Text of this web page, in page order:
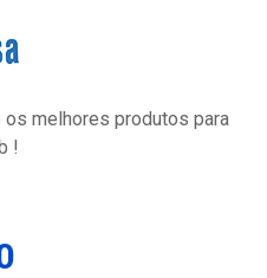
melhores produtos para
!